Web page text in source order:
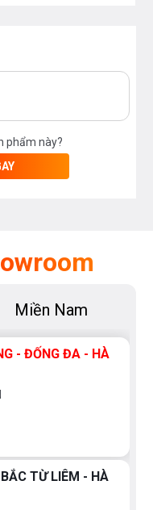
phẩm này?
Miền Nam
- ĐỐNG ĐA - HÀ
TỪ LIÊM - HÀ